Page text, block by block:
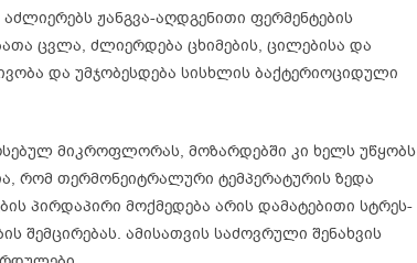
ჟანგვა-აღდგენითი ფერმენტების
ცვლა, ძლიერდება ცხიმების, ცილებისა და
და უმჯობესდება სისხლის ბაქტერიოციდული
მიკროფლორას, მოზარდებში კი ხელს უწყობს
რომ თერმონეიტრალური ტემპერატურის ზედა
პირდაპირი მოქმედება არის დამატებითი სტრეს-
შემცირებას. ამისათვის საძოვრული შენახვის